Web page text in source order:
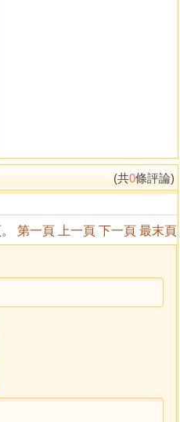
書底本是現今所見最善版
印本互校，可知其錯訛處。
(共0條評論)
第一頁 上一頁 下一頁 最末頁